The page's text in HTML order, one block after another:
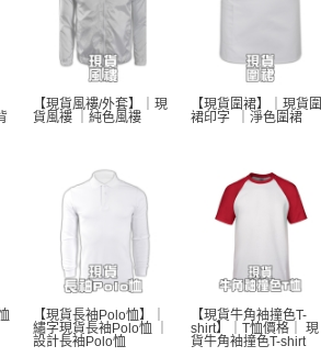
【現貨風褸/外套】｜現
貨風褸 ｜純色風褸
【現貨圍裙】｜現貨圍
裙印字  ｜淨色圍裙
【現貨長袖Polo恤】｜
繡字現貨長袖Polo恤 ｜
設計長袖Polo恤
【現貨牛角袖撞色T-
shirt】｜T恤價格｜ 現
貨牛角袖撞色T-shirt